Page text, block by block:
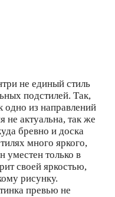
не единый стиль
подстилей. Так,
одно из направлений
не актуальна, так же
бревно и доска
много яркого,
уместен только в
своей яркостью,
рисунку.
превью не